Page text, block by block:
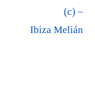
(c) –
Ibiza Melián